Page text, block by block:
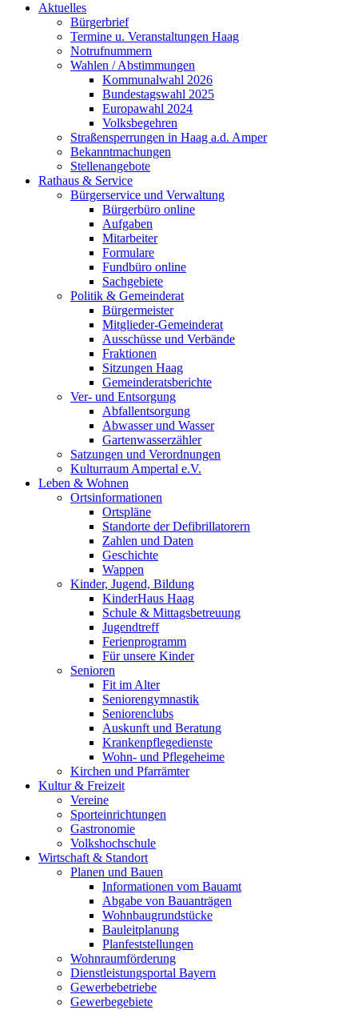
Aktuelles
Bürgerbrief
Termine u. Veranstaltungen Haag
Notrufnummern
Wahlen / Abstimmungen
Kommunalwahl 2026
Bundestagswahl 2025
Europawahl 2024
Volksbegehren
Straßensperrungen in Haag a.d. Amper
Bekanntmachungen
Stellenangebote
Rathaus & Service
Bürgerservice und Verwaltung
Bürgerbüro online
Aufgaben
Mitarbeiter
Formulare
Fundbüro online
Sachgebiete
Politik & Gemeinderat
Bürgermeister
Mitglieder-Gemeinderat
Ausschüsse und Verbände
Fraktionen
Sitzungen Haag
Gemeinderatsberichte
Ver- und Entsorgung
Abfallentsorgung
Abwasser und Wasser
Gartenwasserzähler
Satzungen und Verordnungen
Kulturraum Ampertal e.V.
Leben & Wohnen
Ortsinformationen
Ortspläne
Standorte der Defibrillatorern
Zahlen und Daten
Geschichte
Wappen
Kinder, Jugend, Bildung
KinderHaus Haag
Schule & Mittagsbetreuung
Jugendtreff
Ferienprogramm
Für unsere Kinder
Senioren
Fit im Alter
Seniorengymnastik
Seniorenclubs
Auskunft und Beratung
Krankenpflegedienste
Wohn- und Pflegeheime
Kirchen und Pfarrämter
Kultur & Freizeit
Vereine
Sporteinrichtungen
Gastronomie
Volkshochschule
Wirtschaft & Standort
Planen und Bauen
Informationen vom Bauamt
Abgabe von Bauanträgen
Wohnbaugrundstücke
Bauleitplanung
Planfeststellungen
Wohnraumförderung
Dienstleistungsportal Bayern
Gewerbebetriebe
Gewerbegebiete